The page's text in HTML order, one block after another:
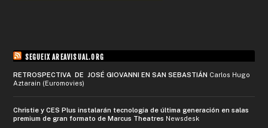
SEGUEIX AREAVISUAL.ORG
RETROSPECTIVA DE JOSÉ GIOVANNI EN SAN SEBASTIÁN Carlos Hugo
Aztarain (Euromovies)
Christie y CES Plus instalarán tecnología de última generación en salas
premium de gran formato de Marcus Theatres Newsdesk